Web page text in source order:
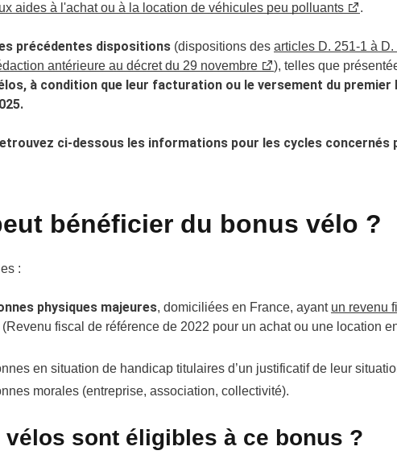
aides à l'achat ou à la location de véhicules peu polluants
.
précédentes dispositions (dispositions des articles D. 251-1 à
antérieure au décret du 29 novembre
), telles que
à condition que leur facturation ou le versement du
ci-dessous les informations pour les cycles
bénéficier du bonus vélo ?
:
physiques majeures, domiciliées en France, ayant un revenu
(Revenu fiscal de référence de 2022 pour un achat ou une location
en situation de handicap titulaires d’un justificatif de leur
morales (entreprise, association, collectivité).
vélos sont éligibles à ce bonus ?